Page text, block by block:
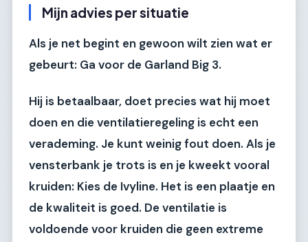
Mijn advies per situatie
Als je net begint en gewoon wilt zien wat er
gebeurt: Ga voor de Garland Big 3.
Hij is betaalbaar, doet precies wat hij moet
doen en die ventilatieregeling is echt een
verademing. Je kunt weinig fout doen. Als je
vensterbank je trots is en je kweekt vooral
kruiden: Kies de Ivyline. Het is een plaatje en
de kwaliteit is goed. De ventilatie is
voldoende voor kruiden die geen extreme